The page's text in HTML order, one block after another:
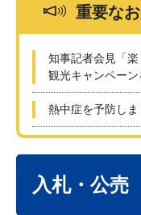
重要な
知事記者会見「
観光キャンペー
熱中症を予防しま
入札・公売